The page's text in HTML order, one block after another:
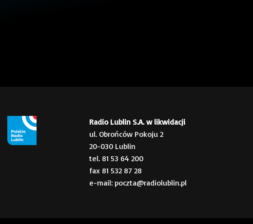
Radio Lublin S.A. w likwidacji
ul. Obrońców Pokoju 2
20-030 Lublin
tel. 81 53 64 200
fax 81 532 87 28
e-mail: poczta@radiolublin.pl